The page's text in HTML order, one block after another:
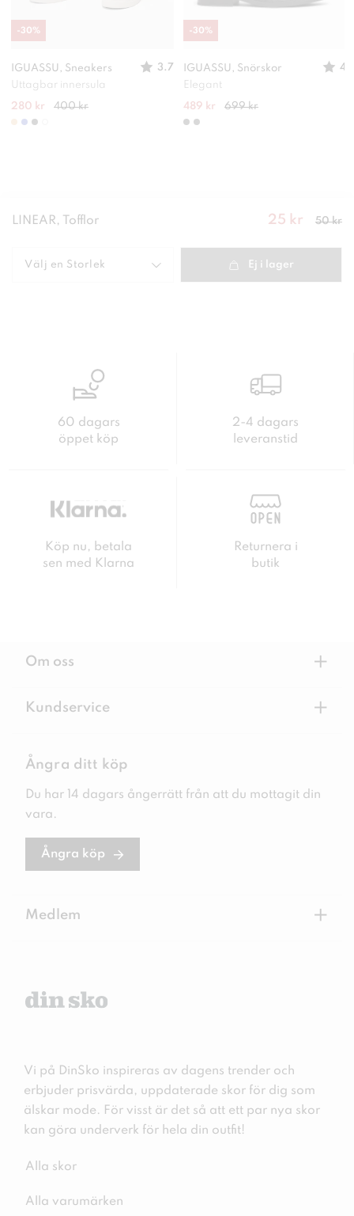
IGUASSU, Sneakers
3.7
Uttagbar innersula
280 kr 400 kr
-30%
IGUASSU, Snörskor
4
Elegant
489 kr 699 kr
-30%
LINEAR, Tofflor
Nuvarand
krTidigare
25 kr 50 kr
Välj en Storlek Ej i lager
60 dagars
öppet köp
2-4 dagars
leveranstid
Köp nu, betala
sen med Klarna
Returnera i
butik
Om oss +
Kundservice +
Ångra ditt köp
Du har 14 dagars ångerrätt från att du mottagit din
vara.
Ångra köp
Medlem +
Vi på DinSko inspireras av dagens trender och
erbjuder prisvärda, uppdaterade skor för dig som
älskar mode. För visst är det så att ett par nya skor
kan göra underverk för hela din outfit!
Alla skor
Alla varumärken